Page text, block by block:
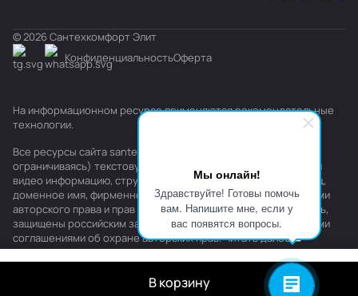
Мы онлайн!
Здравствуйте! Готовы помочь
вам. Напишите мне, если у
вас появятся вопросы.
В корзину
© 2026 Сантехкомфорт Элит
КонфиденциальностьОферта
На информационном ресурсе применяютсярекомендательные
технологии.
Все ресурсы сайта santehkomfort.ru, включая (но не
ограничиваясь) текстовую, графическую, фотографическую и
видео информацию, структуру, дизайн и оформление страниц,
доменное имя, фирменное наименование являются объектами
авторского права и прав на интеллектуальную собственность,
защищены российским законодательством и международными
соглашениями об охране авторских прав.Читать далее